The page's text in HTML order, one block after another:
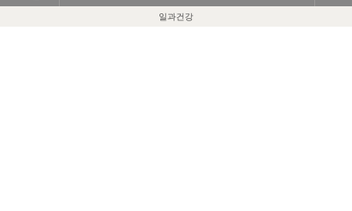
일과건강